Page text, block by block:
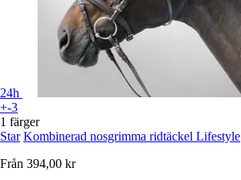
24h
+-3
1 färger
Star Kombinerad nosgrimma ridtäckel Lifestyle
Från 394,00 kr